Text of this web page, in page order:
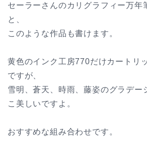
セーラーさんのカリグラフィー万年
と、
このような作品も書けます。
黄色のインク工房770だけカートリ
ですが、
雪明、蒼天、時雨、藤姿のグラデー
こ美しいですよ。
おすすめな組み合わせです。